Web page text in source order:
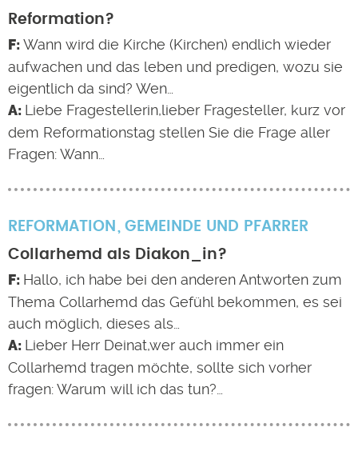
Reformation?
Wann wird die Kirche (Kirchen) endlich wieder
aufwachen und das leben und predigen, wozu sie
eigentlich da sind? Wen…
Liebe Fragestellerin,lieber Fragesteller, kurz vor
dem Reformationstag stellen Sie die Frage aller
Fragen: Wann…
REFORMATION
GEMEINDE UND PFARRER
Collarhemd als Diakon_in?
Hallo, ich habe bei den anderen Antworten zum
Thema Collarhemd das Gefühl bekommen, es sei
auch möglich, dieses als…
Lieber Herr Deinat,wer auch immer ein
Collarhemd tragen möchte, sollte sich vorher
fragen: Warum will ich das tun?…